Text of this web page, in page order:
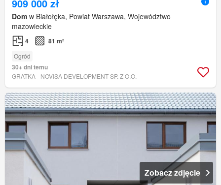
909 000 zł
Dom w Białołęka, Powiat Warszawa, Województwo
mazowieckie
4 81 m²
Ogród
30+ dni temu
GRATKA - NOVISA DEVELOPMENT SP. Z O.O.
Zobacz zdjęcie